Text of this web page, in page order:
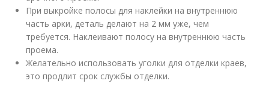
При выкройке полосы для наклейки на внутреннюю
часть арки, деталь делают на 2 мм уже, чем
требуется. Наклеивают полосу на внутреннюю часть
проема.
Желательно использовать уголки для отделки краев,
это продлит срок службы отделки.